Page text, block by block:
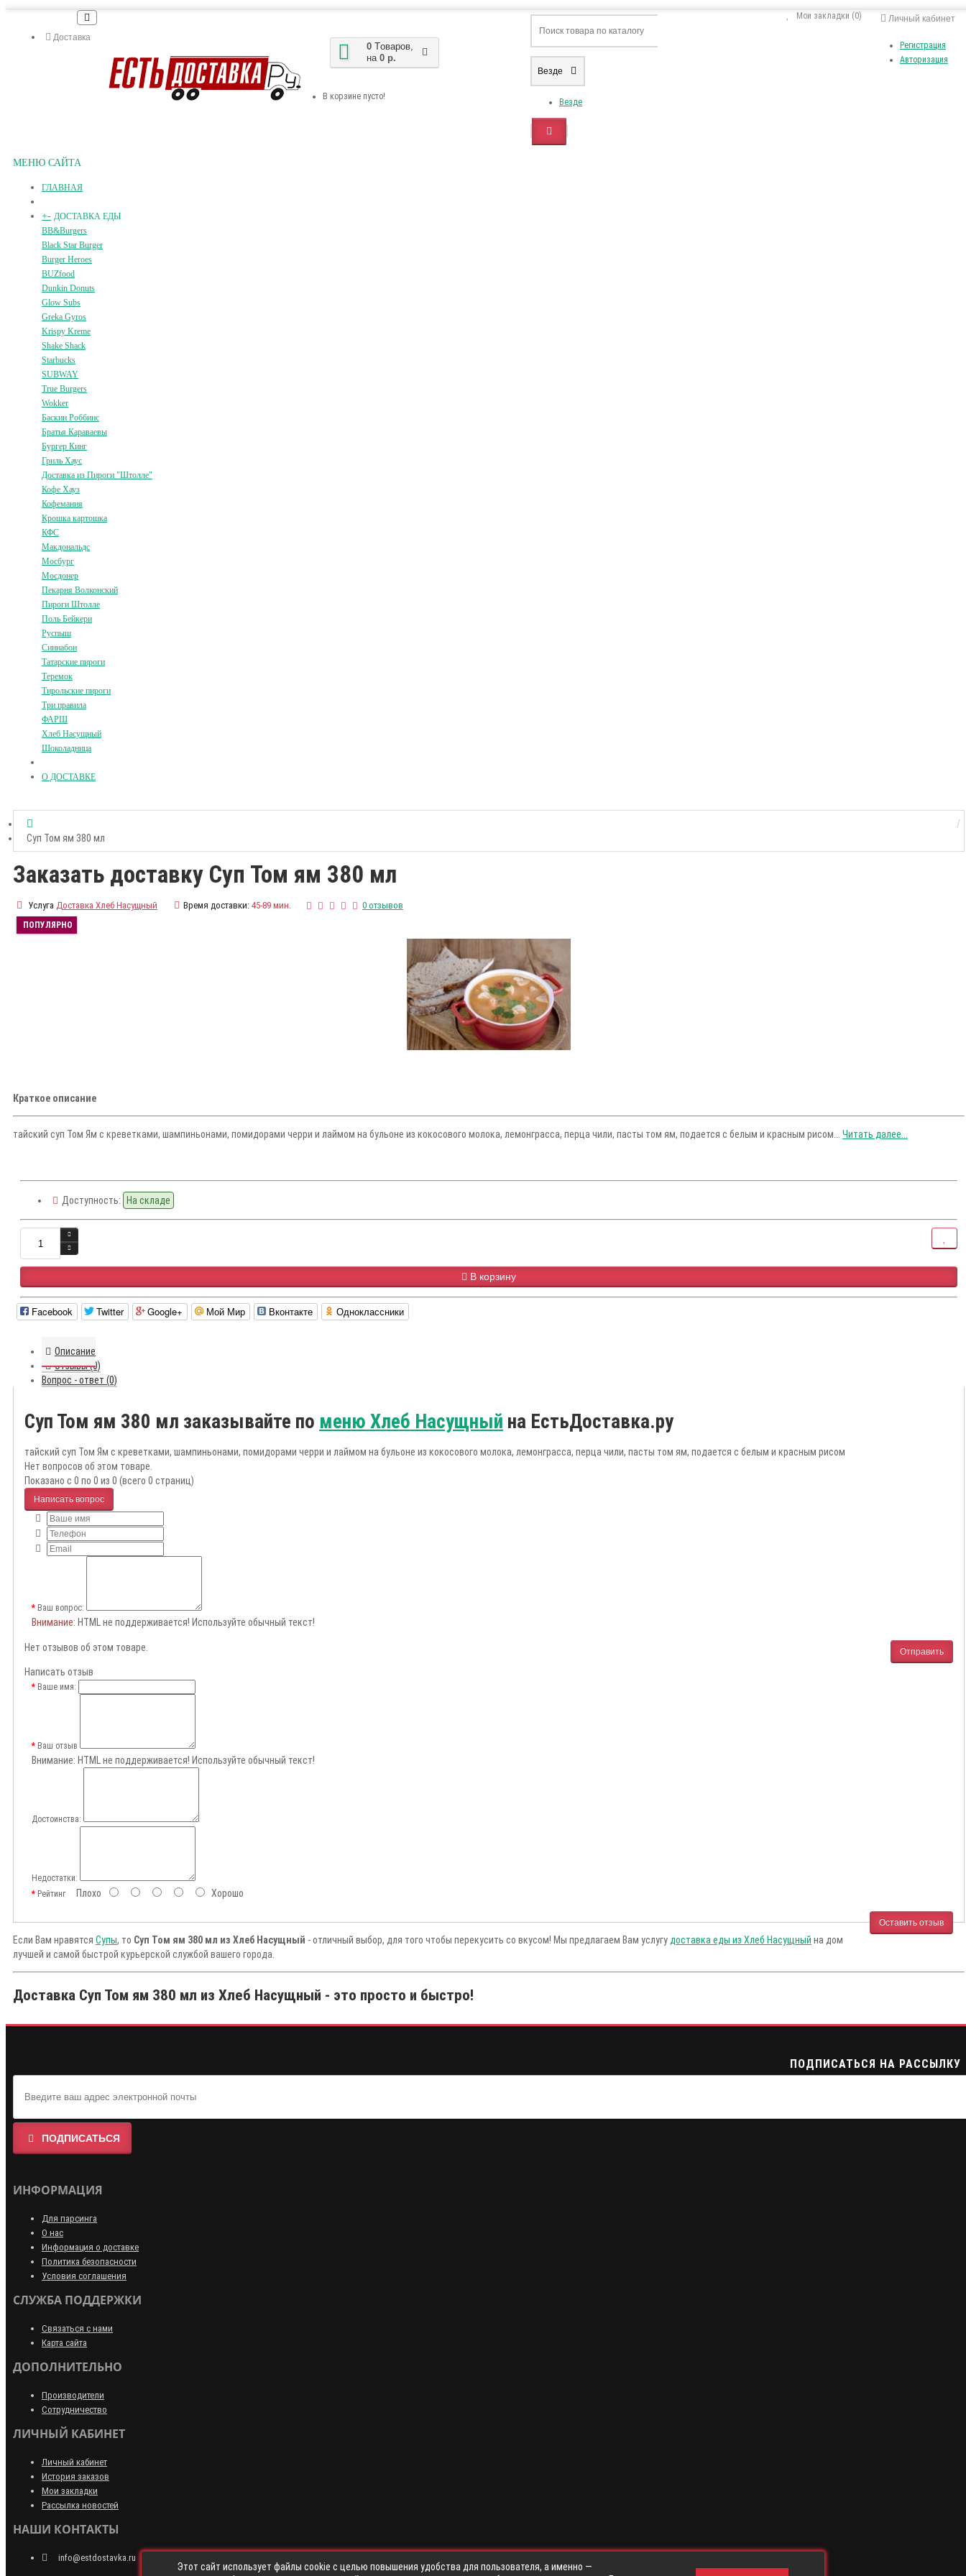
Доставка
Личный кабинет
Регистрация
Авторизация
Мои закладки (0)
0 Tоваров,
на 0 р.
В корзине пусто!
Везде
Везде
МЕНЮ САЙТА
ГЛАВНАЯ
+- ДОСТАВКА ЕДЫ
BB&Burgers
Black Star Burger
Burger Heroes
BUZfood
Dunkin Donuts
Glow Subs
Greka Gyros
Krispy Kreme
Shake Shack
Starbucks
SUBWAY
True Burgers
Wokker
Баскин Роббинс
Братья Караваевы
Бургер Кинг
Гриль Хаус
Доставка из Пироги "Штолле"
Кофе Хауз
Кофемания
Крошка картошка
КФС
Макдональдс
Мосбург
Мосдонер
Пекарня Волконский
Пироги Штолле
Поль Бейкери
Руспыш
Синнабон
Татарские пироги
Теремок
Тирольские пироги
Три правила
ФАРШ
Хлеб Насущный
Шоколадница
О ДОСТАВКЕ
Суп Том ям 380 мл
Заказать доставку Суп Том ям 380 мл
Услуга Доставка Хлеб Насущный Время доставки: 45-89 мин. 0 отзывов
ПОПУЛЯРНО
Краткое описание
тайский суп Том Ям с креветками, шампиньонами, помидорами черри и лаймом на бульоне из кокосового молока, лемонграсса, перца чили, пасты том ям, подается с белым и красным рисом... Читать далее...
Доступность: На складе
В корзину
Facebook Twitter Google+ Мой Мир Вконтакте Одноклассники
Описание
Отзывы (0)
Вопрос - ответ (0)
Суп Том ям 380 мл заказывайте по меню Хлеб Насущный на ЕстьДоставка.ру
тайский суп Том Ям с креветками, шампиньонами, помидорами черри и лаймом на бульоне из кокосового молока, лемонграсса, перца чили, пасты том ям, подается с белым и красным рисом
Нет вопросов об этом товаре.
Показано с 0 по 0 из 0 (всего 0 страниц)
Написать вопрос
Ваш вопрос:
Внимание: HTML не поддерживается! Используйте обычный текст!
Отправить
Нет отзывов об этом товаре.
Написать отзыв
Ваше имя:
Ваш отзыв
Внимание: HTML не поддерживается! Используйте обычный текст!
Достоинства:
Недостатки:
РейтингПлохо Хорошо
Оставить отзыв
Если Вам нравятся Супы, то Суп Том ям 380 мл из Хлеб Насущный - отличный выбор, для того чтобы перекусить со вкусом! Мы предлагаем Вам услугу доставка еды из Хлеб Насущный на дом
лучшей и самой быстрой курьерской службой вашего города.
Доставка Суп Том ям 380 мл из Хлеб Насущный - это просто и быстро!
ПОДПИСАТЬСЯ НА РАССЫЛКУ
ПОДПИСАТЬСЯ
ИНФОРМАЦИЯ
Для парсинга
О нас
Информация о доставке
Политика безопасности
Условия соглашения
СЛУЖБА ПОДДЕРЖКИ
Связаться с нами
Карта сайта
ДОПОЛНИТЕЛЬНО
Производители
Сотрудничество
ЛИЧНЫЙ КАБИНЕТ
Личный кабинет
История заказов
Мои закладки
Рассылка новостей
НАШИ КОНТАКТЫ
info@estdostavka.ru
Этот сайт использует файлы cookie с целью повышения удобства для пользователя, а именно —